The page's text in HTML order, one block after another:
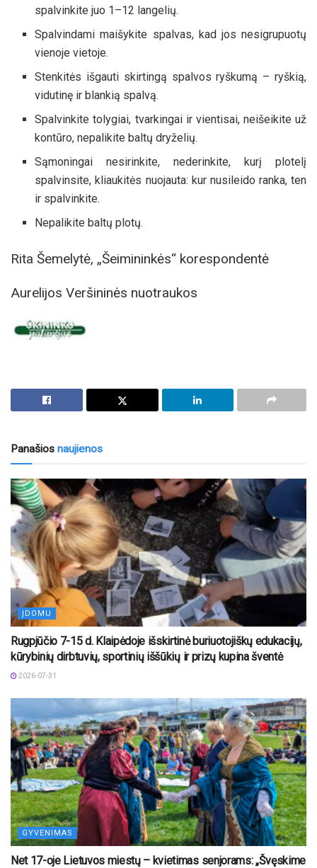
spalvinkite juo 1–12 langelių.
Spalvindami maišykite spalvas, kad jos nesigrupuotų
vienoje vietoje.
Stenkitės išgauti skirtingą spalvos ryškumą – ryškią,
vidutinę ir blankią spalvą.
Spalvinkite tolygiai, tvarkingai ir vientisai, neišeikite už
kontūro, nepalikite baltų dryželių.
Sąmoningai nesirinkite, nederinkite, kurį plotelį
spalvinsite, kliaukitės nuojauta: kur nusileido ranka, ten
ir spalvinkite.
Nepalikite baltų plotų.
Rita Šemelytė, „Šeimininkės“ korespondentė
Aurelijos Veršininės nuotraukos
Panašios naujienos
ĮDOMU
Rugpjūčio 7-15 d. Klaipėdoje išskirtinė buriuotojiškų edukacijų,
kūrybinių dirbtuvių, sportinių iššūkių ir prizų kupina šventė
2026-07-31
GYVENIMAS
Net 17-oje Lietuvos miestų – kvietimas senjorams: „Švęskime